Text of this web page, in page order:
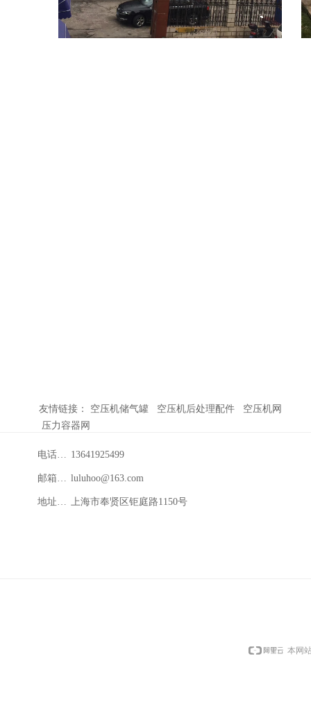
电话：13641925499 陆先生 13641925499
邮箱：luluhoo@163.com luluhoo@163.com
地址：上海市奉贤区钜庭路1150号 上海市奉贤区钜庭路1150号
友情链接： 空压机储气罐 空压机后处理配件 空压机网
压力容器网
本网